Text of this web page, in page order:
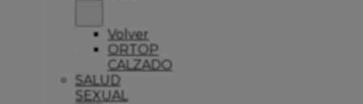
Volver
ORTOP
CALZADO
SALUD
SEXUAL